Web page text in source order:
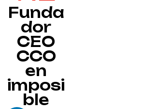
Funda
dor
CEO
CCO
en
imposi
ble